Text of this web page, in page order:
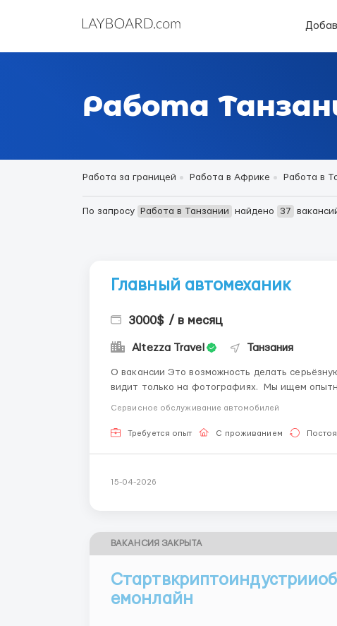
Работа
Работа за границей Работа в Африке Работа в
По запросу Работа в Танзании найдено 37
Главный автомеханик
3000$ / в месяц
Altezza Travel Танзания
О вакансии Это возможность делать серьёзную работу в местах, которые большинство людей
видит только на фотографиях. Мы ищем опытного автомобильного техника который возьмёт
Сервисное обслуживание автомобилей
Требуется опыт С проживанием
15-04-2026
ВАКАНСИЯ ЗАКРЫТА
емонлайн